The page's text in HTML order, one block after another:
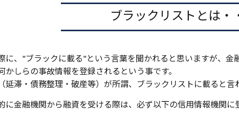
ブラックリストとは・
に、"ブラックに載る"という言葉を聞かれると思いますが、
しらの事故情報を登録されるという事です。
延滞・債務整理・破産等）が所謂、ブラックリストに載ると言
に金融機関から融資を受ける際は、必ず以下の信用情報機関に